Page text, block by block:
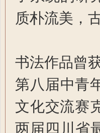
质朴流美，
书法作品曾
第八届中青
文化交流赛
两届四川省